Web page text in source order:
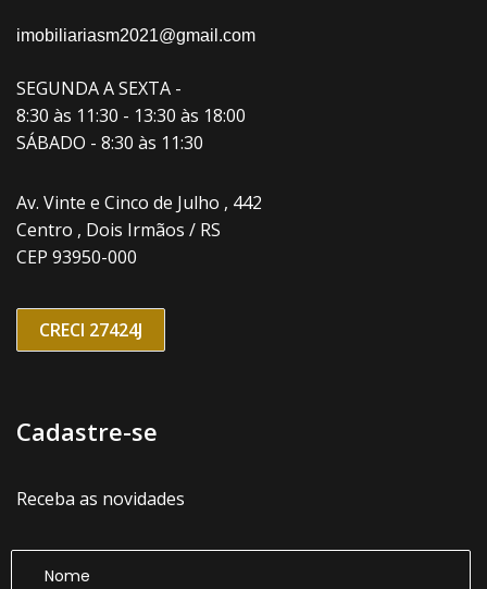
imobiliariasm2021@gmail.com
SEGUNDA A SEXTA -
8:30 às 11:30 - 13:30 às 18:00
SÁBADO - 8:30 às 11:30
Av. Vinte e Cinco de Julho , 442
Centro , Dois Irmãos / RS
CEP 93950-000
CRECI 27424J
Cadastre-se
Receba as novidades